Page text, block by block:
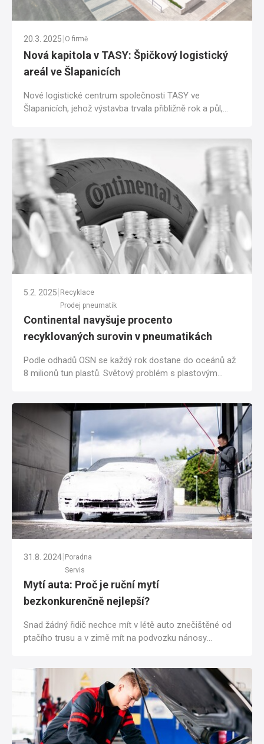
20.3. 2025 O firmě
Nová kapitola v TASY: Špičkový logistický
areál ve Šlapanicích
Nové logistické centrum společnosti TASY ve
Šlapanicích, jehož výstavba trvala přibližně rok a půl,
5.2. 2025 Recyklace
Prodej pneumatik
Continental navyšuje procento
recyklovaných surovin v pneumatikách
Podle odhadů OSN se každý rok dostane do oceánů až
8 milionů tun plastů. Světový problém s plastovým
31.8. 2024 Poradna
Servis
Mytí auta: Proč je ruční mytí
bezkonkurenčně nejlepší?
Snad žádný řidič nechce mít v létě auto znečištěné od
ptačího trusu a v zimě mít na podvozku nánosy